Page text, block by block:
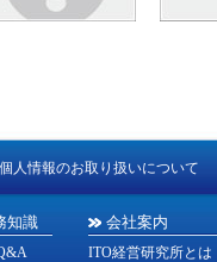
個人情報のお取り扱いについて
知識 会社案内
ITO経営研究所とは